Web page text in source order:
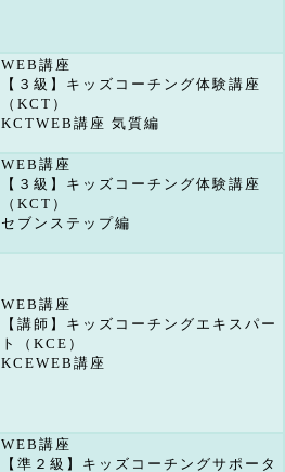
WEB講座
【３級】キッズコーチング体験講座
（KCT）
KCTWEB講座 気質編
WEB講座
【３級】キッズコーチング体験講座
（KCT）
セブンステップ編
WEB講座
【講師】キッズコーチングエキスパー
ト（KCE）
KCEWEB講座
WEB講座
【準２級】キッズコーチングサポータ